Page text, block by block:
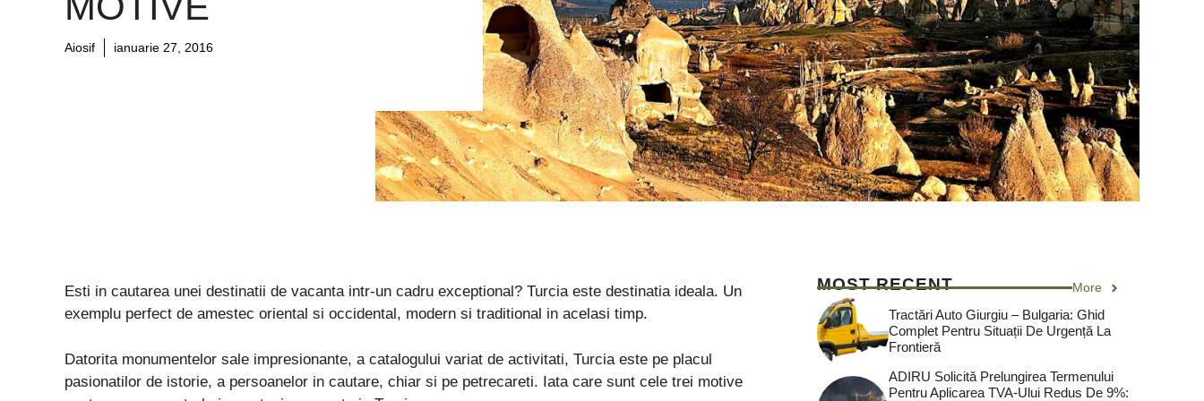
Aiosif ianuarie 27, 2016
Esti in cautarea unei destinatii de vacanta intr-un cadru exceptional? Turcia este destinatia ideala. Un
exemplu perfect de amestec oriental si occidental, modern si traditional in acelasi timp.
Datorita monumentelor sale impresionante, a catalogului variat de activitati, Turcia este pe placul
pasionatilor de istorie, a persoanelor in cautare, chiar si pe petrecareti. Iata care sunt cele trei motive
MOST RECENT More
Tractări Auto Giurgiu – Bulgaria: Ghid
Complet Pentru Situații De Urgență La
Frontieră
ADIRU Solicită Prelungirea Termenului
Pentru Aplicarea TVA-Ului Redus De 9%: